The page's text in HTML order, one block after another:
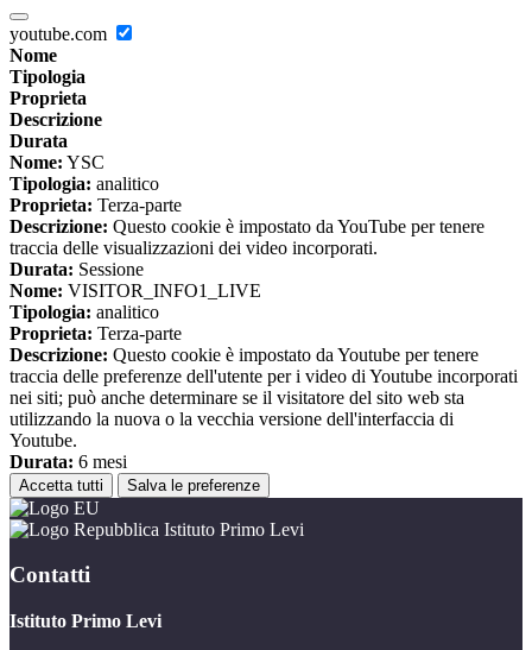
youtube.com
Nome
Tipologia
Proprieta
Descrizione
Durata
Nome: YSC
Tipologia: analitico
Proprieta: Terza-parte
Descrizione: Questo cookie è impostato da YouTube per tenere
traccia delle visualizzazioni dei video incorporati.
Durata: Sessione
Nome: VISITOR_INFO1_LIVE
Tipologia: analitico
Proprieta: Terza-parte
Descrizione: Questo cookie è impostato da Youtube per tenere
traccia delle preferenze dell'utente per i video di Youtube incorporati
nei siti; può anche determinare se il visitatore del sito web sta
utilizzando la nuova o la vecchia versione dell'interfaccia di
Youtube.
Durata: 6 mesi
Accetta tutti Salva le preferenze
Istituto Primo Levi
Contatti
Istituto Primo Levi